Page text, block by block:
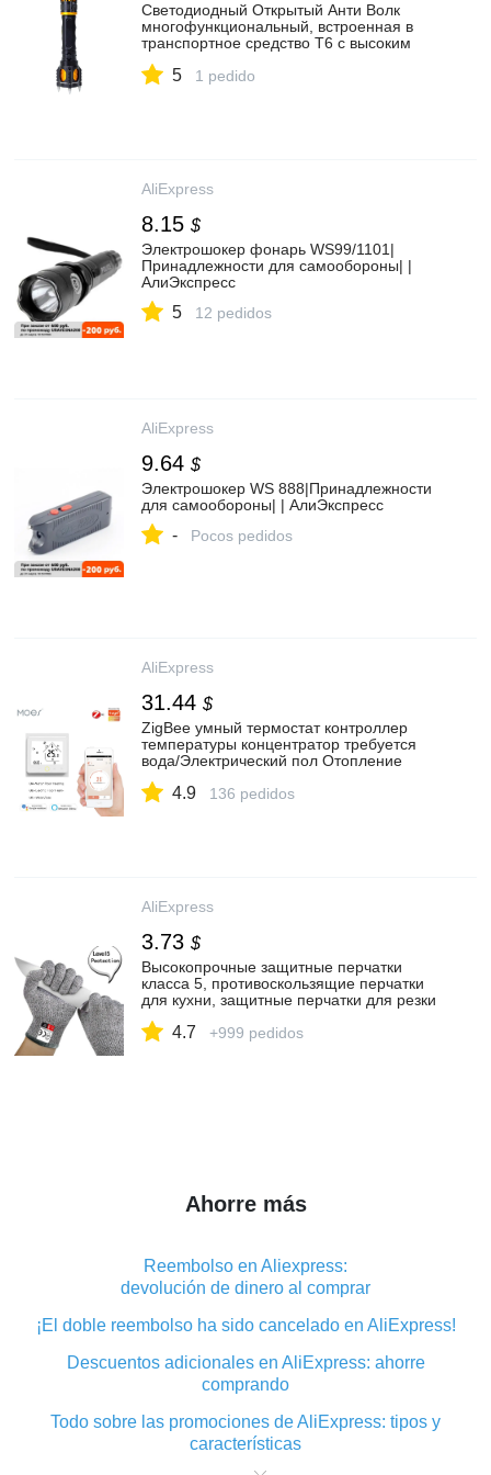
Светодиодный Открытый Анти Волк
многофункциональный, встроенная в
транспортное средство T6 с высоким
светильник самозащиты сигнализация с
5 1 pedido
AliExpress
8.15 $
Электрошокер фонарь WS99/1101|
Принадлежности для самообороны| |
АлиЭкспресс
5 12 pedidos
AliExpress
9.64 $
Электрошокер WS 888|Принадлежности
для самообороны| | АлиЭкспресс
- Pocos pedidos
AliExpress
31.44 $
ZigBee умный термостат контроллер
температуры концентратор требуется
вода/Электрический пол Отопление
Автоматизация зданий| | АлиЭкспресс
4.9 136 pedidos
AliExpress
3.73 $
Высокопрочные защитные перчатки
класса 5, противоскользящие перчатки
для кухни, защитные перчатки для резки
самообороны| | АлиЭкспресс
4.7 +999 pedidos
Ahorre más
Reembolso en Aliexpress:
devolución de dinero al comprar
¡El doble reembolso ha sido cancelado en AliExpress!
Descuentos adicionales en AliExpress: ahorre
comprando
Todo sobre las promociones de AliExpress: tipos y
características